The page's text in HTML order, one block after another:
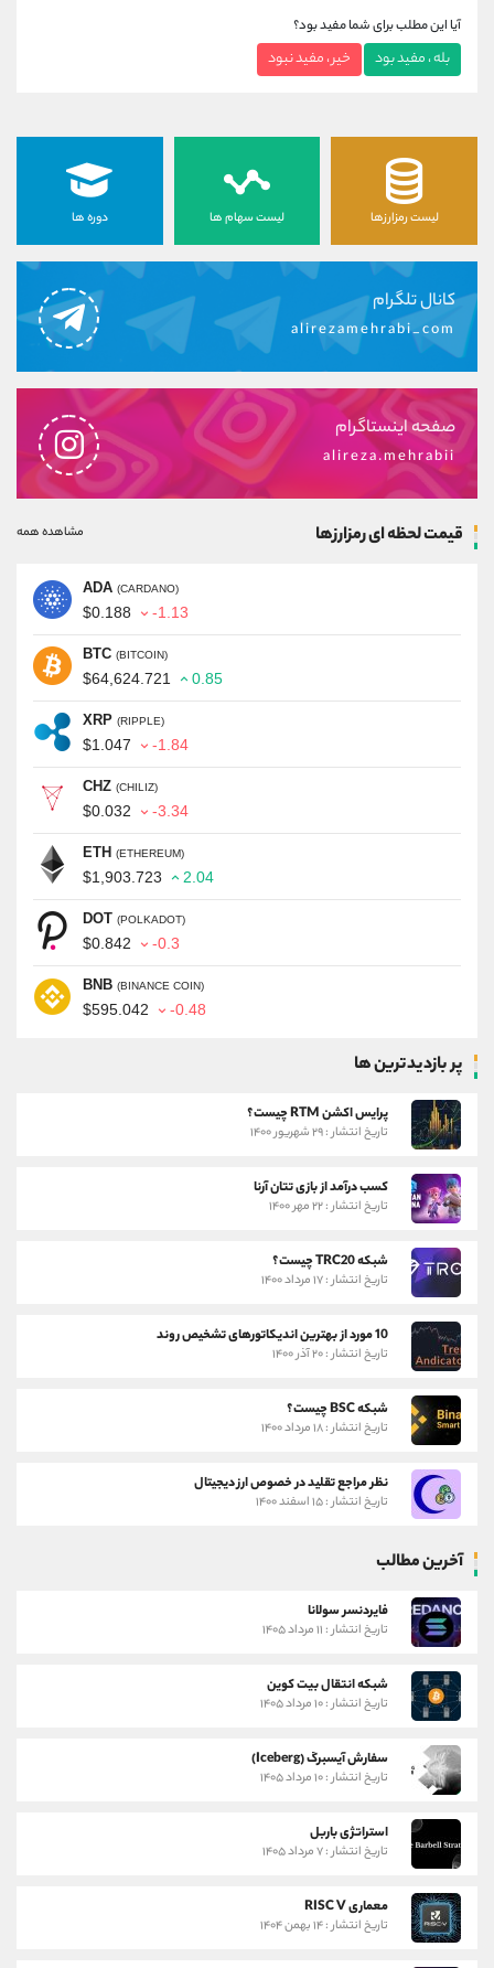
آیا این مطلب برای شما مفید بود؟
بله ، مفید بود خیر ، مفید نبود
لیست رمزارزها لیست سهام ها دوره ها
کانال تلگرام
alirezamehrabi_com
صفحه اینستاگرام
alireza.mehrabii
قیمت لحظه ای رمزارزها مشاهده همه
ADA (CARDANO)
$0.188 -1.13
BTC (BITCOIN)
$64,624.721 0.85
XRP (RIPPLE)
$1.047 -1.84
CHZ (CHILIZ)
$0.032 -3.34
ETH (ETHEREUM)
$1,903.723 2.04
DOT (POLKADOT)
$0.842 -0.3
BNB (BINANCE COIN)
$595.042 -0.48
پر بازدیدترین ها
پرایس اکشن RTM چیست؟
تاریخ انتشار : ۲۹ شهریور ۱۴۰۰
کسب درآمد از بازی تتان آرنا
تاریخ انتشار : ۲۲ مهر ۱۴۰۰
شبکه TRC20 چیست؟
تاریخ انتشار : ۱۷ مرداد ۱۴۰۰
10 مورد از بهترین اندیکاتورهای تشخیص روند
تاریخ انتشار : ۲۰ آذر ۱۴۰۰
شبکه BSC چیست؟
تاریخ انتشار : ۱۸ مرداد ۱۴۰۰
نظر مراجع تقلید در خصوص ارز دیجیتال
تاریخ انتشار : ۱۵ اسفند ۱۴۰۰
آخرین مطالب
فایردنسر سولانا
تاریخ انتشار : ۱۱ مرداد ۱۴۰۵
شبکه انتقال بیت کوین
تاریخ انتشار : ۱۰ مرداد ۱۴۰۵
سفارش آیسبرگ (Iceberg)
تاریخ انتشار : ۱۰ مرداد ۱۴۰۵
استراتژی باربل
تاریخ انتشار : ۷ مرداد ۱۴۰۵
معماری RISC V
تاریخ انتشار : ۱۴ بهمن ۱۴۰۴